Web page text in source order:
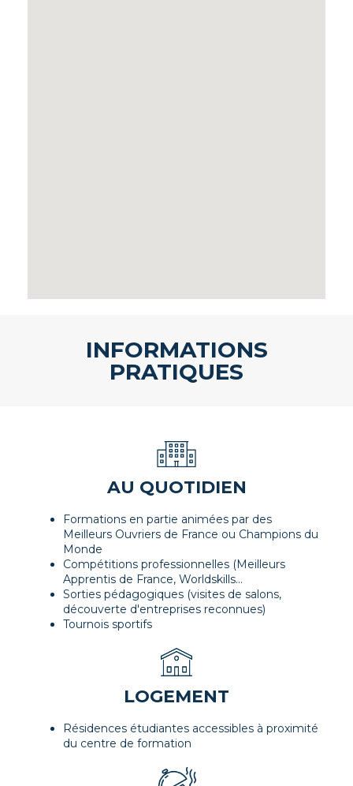
INFORMATIONS
PRATIQUES
AU QUOTIDIEN
Formations en partie animées par des
Meilleurs Ouvriers de France ou Champions du
Monde
Compétitions professionnelles (Meilleurs
Apprentis de France, Worldskills...
Sorties pédagogiques (visites de salons,
découverte d'entreprises reconnues)
Tournois sportifs
LOGEMENT
Résidences étudiantes accessibles à proximité
du centre de formation